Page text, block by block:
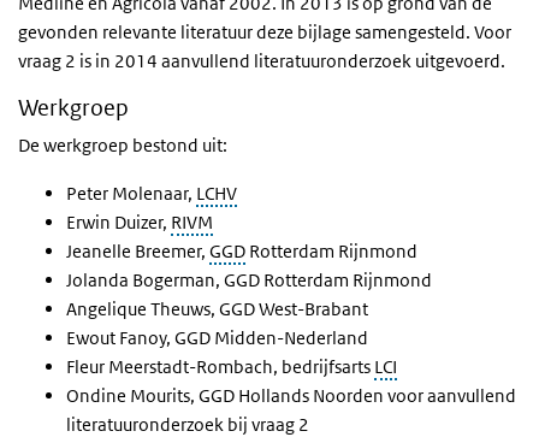
gevonden relevante literatuur deze bijlage samengesteld. Voor
vraag 2 is in 2014 aanvullend literatuuronderzoek uitgevoerd.
Werkgroep
De werkgroep bestond uit:
Peter Molenaar, LCHV
Erwin Duizer, RIVM
Jeanelle Breemer, GGD Rotterdam Rijnmond
Jolanda Bogerman, GGD Rotterdam Rijnmond
Angelique Theuws, GGD West-Brabant
Ewout Fanoy, GGD Midden-Nederland
Fleur Meerstadt-Rombach, bedrijfsarts LCI
Ondine Mourits, GGD Hollands Noorden voor aanvullend
literatuuronderzoek bij vraag 2